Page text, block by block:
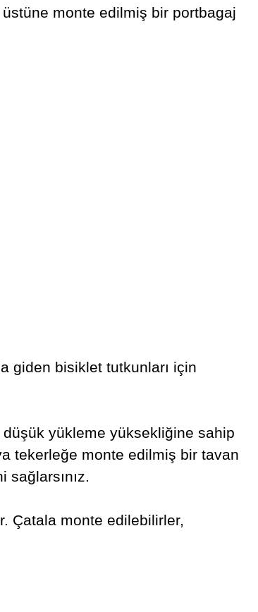
üstüne monte edilmiş bir portbagaj
giden bisiklet tutkunları için
düşük yükleme yüksekliğine sahip
tekerleğe monte edilmiş bir tavan
sağlarsınız.
Çatala monte edilebilirler,